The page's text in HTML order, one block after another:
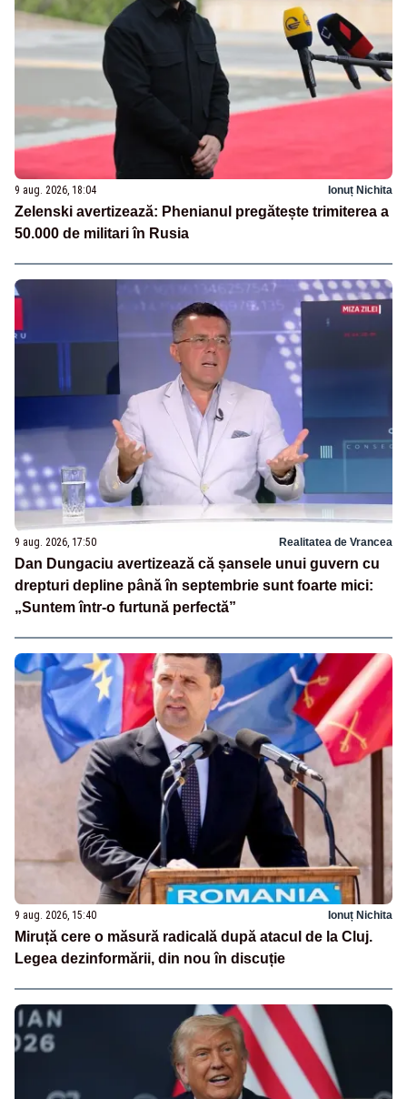
9 aug. 2026, 18:04 Ionuț Nichita
Zelenski avertizează: Phenianul pregătește trimiterea a
50.000 de militari în Rusia
9 aug. 2026, 17:50 Realitatea de Vrancea
Dan Dungaciu avertizează că șansele unui guvern cu
drepturi depline până în septembrie sunt foarte mici:
„Suntem într-o furtună perfectă”
9 aug. 2026, 15:40 Ionuț Nichita
Miruță cere o măsură radicală după atacul de la Cluj.
Legea dezinformării, din nou în discuție